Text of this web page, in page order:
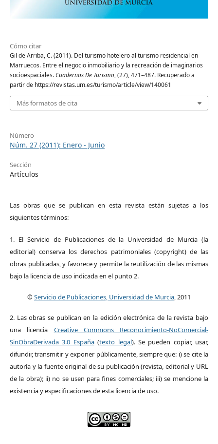
Cómo citar
Gil de Arriba, C. (2011). Del turismo hotelero al turismo residencial en
Marruecos. Entre el negocio inmobiliario y la recreación de imaginarios
socioespaciales.Cuadernos De Turismo, (27), 471–487. Recuperado a
partir de https://revistas.um.es/turismo/article/view/140061
Más formatos de cita
Número
Núm. 27 (2011): Enero - Junio
Sección
Artículos
Las obras que se publican en esta revista están sujetas a los
siguientes términos:
1. El Servicio de Publicaciones de la Universidad de Murcia (la
editorial) conserva los derechos patrimoniales (copyright) de las
obras publicadas, y favorece y permite la reutilización de las mismas
bajo la licencia de uso indicada en el punto 2.
©Servicio de Publicaciones, Universidad de Murcia, 2011
2. Las obras se publican en la edición electrónica de la revista bajo
una licencia Creative Commons Reconocimiento-NoComercial-
SinObraDerivada 3.0 España(texto legal). Se pueden copiar, usar,
difundir, transmitir y exponer públicamente, siempre que: i) se cite la
autoría y la fuente original de su publicación (revista, editorial y URL
de la obra); ii) no se usen para fines comerciales; iii) se mencione la
existencia y especificaciones de esta licencia de uso.